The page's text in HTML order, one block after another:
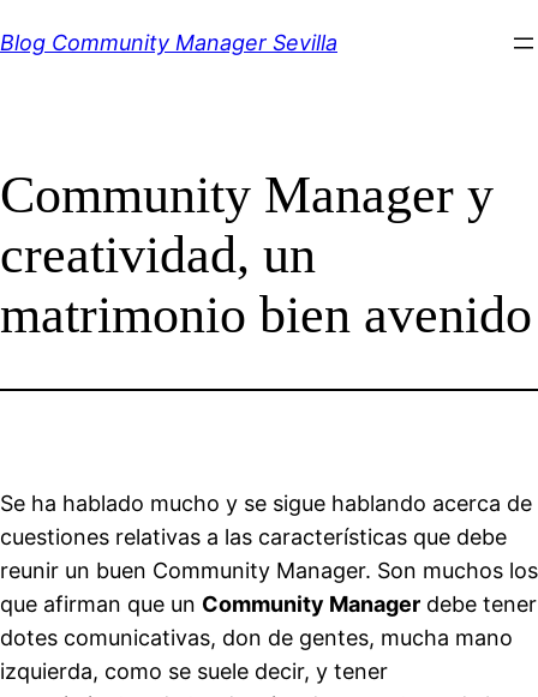
al
Blog Community Manager Sevilla
Community Manager y
creatividad, un
matrimonio bien avenido
Se ha hablado mucho y se sigue hablando acerca de
cuestiones relativas a las características que debe
reunir un buen Community Manager. Son muchos los
que afirman que un Community Manager debe tener
dotes comunicativas, don de gentes, mucha mano
izquierda, como se suele decir, y tener